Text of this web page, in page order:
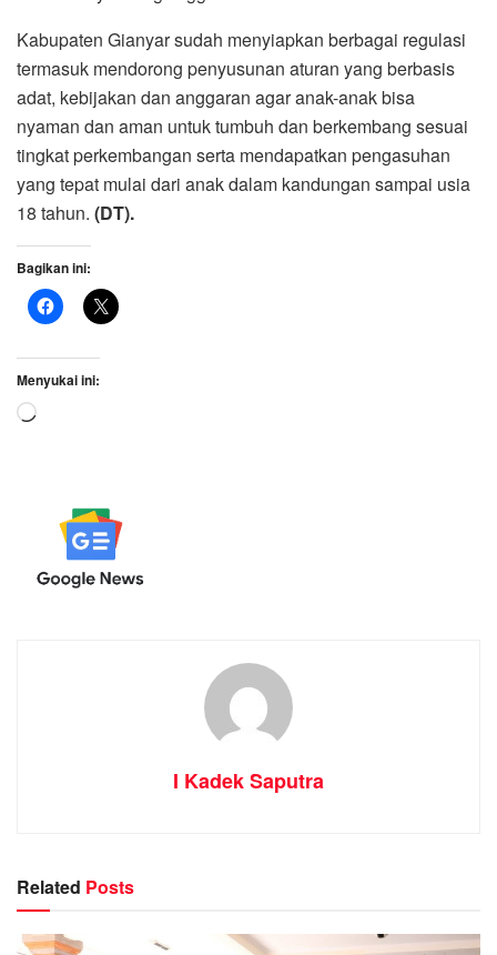
Kabupaten Gianyar sudah menyiapkan berbagai regulasi
termasuk mendorong penyusunan aturan yang berbasis
adat, kebijakan dan anggaran agar anak-anak bisa
nyaman dan aman untuk tumbuh dan berkembang sesuai
tingkat perkembangan serta mendapatkan pengasuhan
yang tepat mulai dari anak dalam kandungan sampai usia
18 tahun. (DT).
Bagikan ini:
Menyukai ini:
Memuat...
I Kadek Saputra
Related Posts